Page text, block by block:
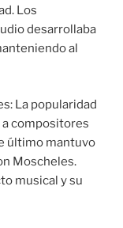
Los
desarrollaba
al
La popularidad
compositores
último mantuvo
Moscheles.
musical y su